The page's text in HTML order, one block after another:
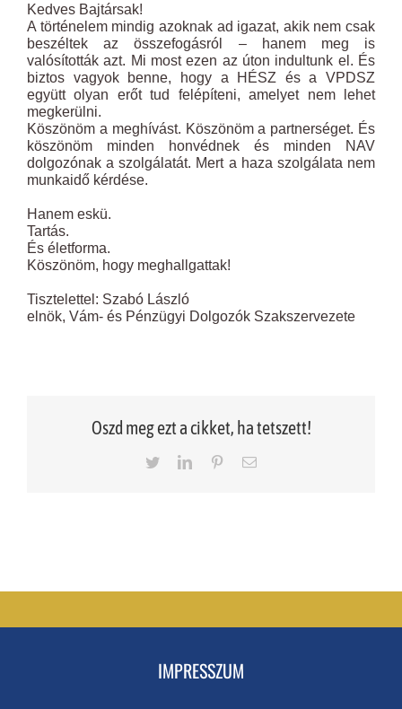
Kedves Bajtársak!
A történelem mindig azoknak ad igazat, akik nem csak
beszéltek az összefogásról – hanem meg is
valósították azt. Mi most ezen az úton indultunk el. És
biztos vagyok benne, hogy a HÉSZ és a VPDSZ
együtt olyan erőt tud felépíteni, amelyet nem lehet
megkerülni.
Köszönöm a meghívást. Köszönöm a partnerséget. És
köszönöm minden honvédnek és minden NAV
dolgozónak a szolgálatát. Mert a haza szolgálata nem
munkaidő kérdése.
Hanem eskü.
Tartás.
És életforma.
Köszönöm, hogy meghallgattak!
Tisztelettel: Szabó László
elnök, Vám- és Pénzügyi Dolgozók Szakszervezete
Oszd meg ezt a cikket, ha tetszett!
TwitterLinkedInPinterestEmail
IMPRESSZUM